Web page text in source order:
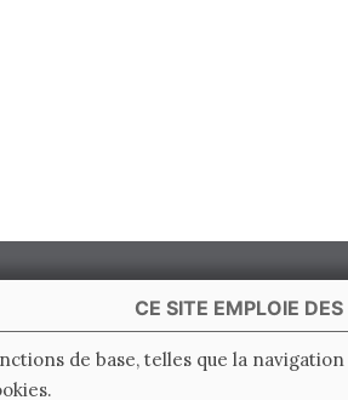
CE SITE EMPLOIE
de base, telles que la